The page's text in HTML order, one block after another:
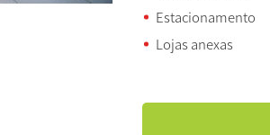
Estacionamento
Lojas anexas